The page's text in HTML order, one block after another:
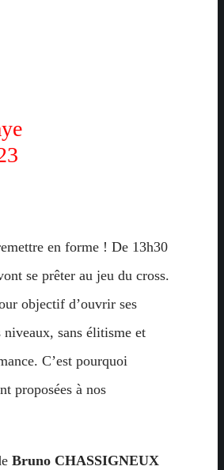
en forme ! De 13h30
se prêter au jeu du cross.
objectif d’ouvrir ses
niveaux, sans élitisme et
C’est pourquoi
proposées à nos
Bruno CHASSIGNEUX